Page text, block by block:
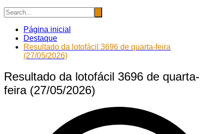
Página inicial
Destaque
Resultado da lotofácil 3696 de quarta-feira
(27/05/2026)
Resultado da lotofácil 3696 de quarta-
feira (27/05/2026)